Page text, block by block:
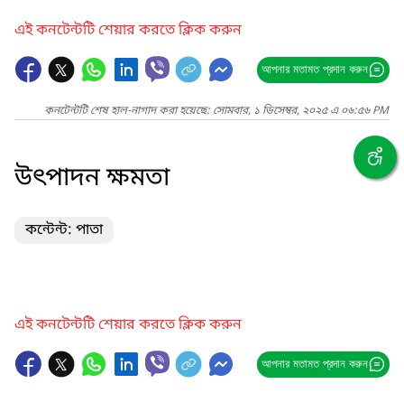
এই কনটেন্টটি শেয়ার করতে ক্লিক করুন
আপনার মতামত প্রদান করুন
কনটেন্টটি শেষ হাল-নাগাদ করা হয়েছে: সোমবার, ১ ডিসেম্বর, ২০২৫ এ ০৬:৫৬ PM
উৎপাদন ক্ষমতা
কন্টেন্ট: পাতা
এই কনটেন্টটি শেয়ার করতে ক্লিক করুন
আপনার মতামত প্রদান করুন